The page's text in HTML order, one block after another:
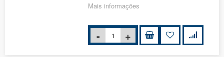
Mais informações